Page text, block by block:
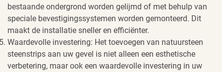
bestaande ondergrond worden gelijmd of met behulp van
speciale bevestigingssystemen worden gemonteerd. Dit
maakt de installatie sneller en efficiënter.
Waardevolle investering: Het toevoegen van natuursteen
steenstrips aan uw gevel is niet alleen een esthetische
verbetering, maar ook een waardevolle investering in uw